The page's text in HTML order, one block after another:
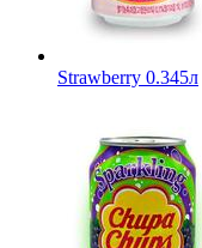
Strawberry 0.345л